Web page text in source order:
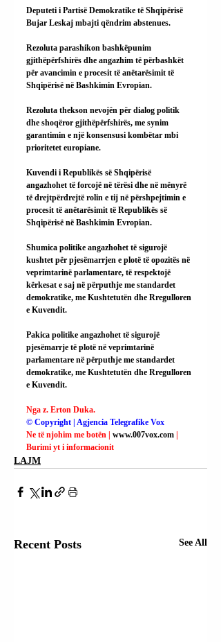
Deputeti i Partisë Demokratike të Shqipërisë
Bujar Leskaj mbajti qëndrim abstenues.
Rezoluta parashikon bashkëpunim
gjithëpërfshirës dhe angazhim të përbashkët
për avancimin e procesit të anëtarësimit të
Shqipërisë në Bashkimin Evropian.
Rezoluta thekson nevojën për dialog politik
dhe shoqëror gjithëpërfshirës, me synim
garantimin e një konsensusi kombëtar mbi
prioritetet europiane.
Kuvendi i Republikës së Shqipërisë
angazhohet të forcojë në tërësi dhe në mënyrë
të drejtpërdrejtë rolin e tij në përshpejtimin e
procesit të anëtarësimit të Republikës së
Shqipërisë në Bashkimin Evropian.
Shumica politike angazhohet të sigurojë
kushtet për pjesëmarrjen e plotë të opozitës në
veprimtarinë parlamentare, të respektojë
kërkesat e saj në përputhje me standardet
demokratike, me Kushtetutën dhe Rregulloren
e Kuvendit.
Pakica politike angazhohet të sigurojë
pjesëmarrje të plotë në veprimtarinë
parlamentare në përputhje me standardet
demokratike, me Kushtetutën dhe Rregulloren
e Kuvendit.
Nga z. Erton Duka.
© Copyright | Agjencia Telegrafike Vox
Ne të njohim me botën | www.007vox.com
Burimi yt i informacionit
LAJM
Recent Posts See All